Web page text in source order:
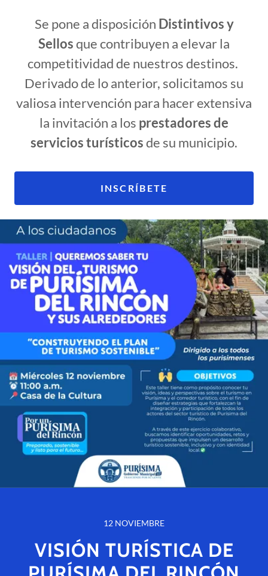
Se pone a disposición Distintivos y
Sellosque contribuyen a elevar la
competitividad de nuestros destinos.
Derivado de lo anterior, solicitamos su
valiosa intervención para hacer extensiva
la invitación a los prestadores de
servicios turísticosde su municipio.
INSCRÍBETE
12 NOVIEMBRE
VISIÓN TURÍSTICA DE